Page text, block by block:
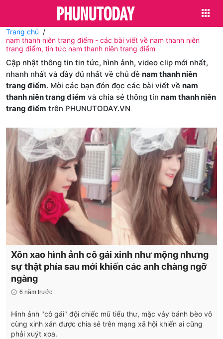
Trang chủ
nam thanh niên trang điểm - các bài viết về nam thanh niên
trang điểm, tin tức nam thanh niên trang điểm
Cập nhật thông tin tin tức, hình ảnh, video clip mới nhất,
nhanh nhất và đầy đủ nhất về chủ đề nam thanh niên
trang điểm. Mời các bạn đón đọc các bài viết về nam
thanh niên trang điểm và chia sẻ thông tin nam thanh niên
trang điểm trên PHUNUTODAY.VN
Xôn xao hình ảnh cô gái xinh như mộng nhưng
sự thật phía sau mới khiến các anh chàng ngỡ
ngàng
6 năm trước
Hình ảnh "cô gái" đội chiếc mũ tiểu thư, mặc váy bánh bèo vô
cùng xinh xắn được chia sẻ trên mạng xã hội khiến ai cũng
phải xuýt xoa.